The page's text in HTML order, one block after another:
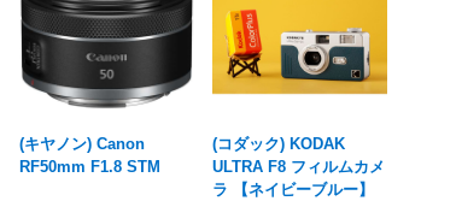
(キヤノン) Canon
RF50mm F1.8 STM
(コダック) KODAK
ULTRA F8 フィルムカメ
ラ 【ネイビーブルー】